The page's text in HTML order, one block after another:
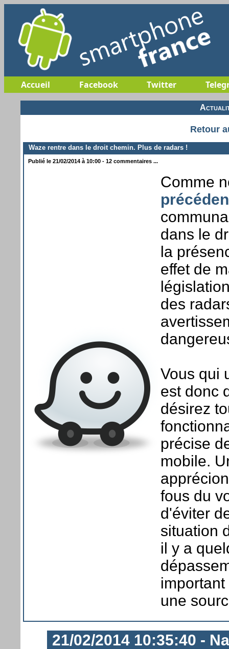
Accueil Facebook Twitter
Retour
Waze rentre dans le droit chemin. Plus de radars !
Publié le 21/02/2014 à 10:00 - 12 commentaires ...
Comme
dans le
la
effet de
des
Vous qui
est donc
désirez
précise
mobile.
fous du
d'éviter
situation
il y a
une
21/02/2014 10:35:40 -